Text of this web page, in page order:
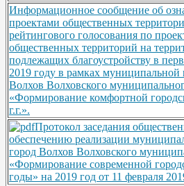
Информационное сообщение об
проектами общественных
рейтингового голосования по
общественных территорий на
подлежащих благоустройству в
2019 году в рамках
Волхов Волховского
«Формирование комфортной
г.г.».
Протокол заседания
обеспечению реализации
город Волхов Волховского
«Формирование современной
годы» на 2019 год от 11 февраля